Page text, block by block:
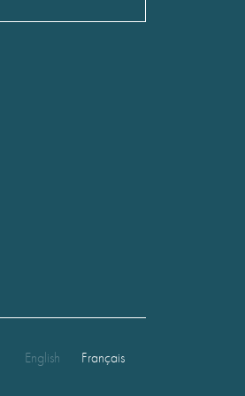
English Français